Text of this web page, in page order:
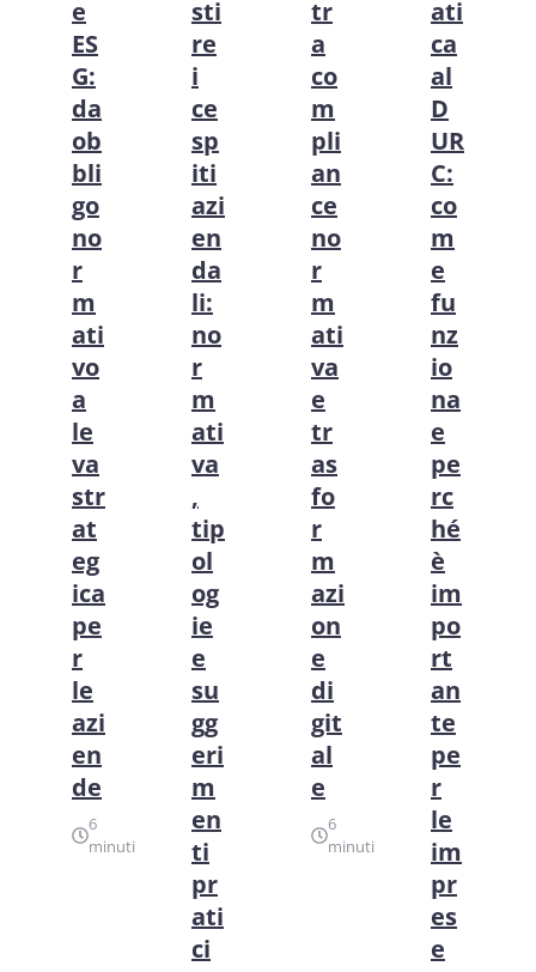
e
ES
G:
da
ob
bli
go
no
r
m
ati
vo
a
le
va
str
at
eg
ica
pe
r
le
azi
en
de
6
minuti
sti
re
i
ce
sp
iti
azi
en
da
li:
no
r
m
ati
va
,
tip
ol
og
ie
e
su
gg
eri
m
en
ti
pr
ati
ci
tr
a
co
m
pli
an
ce
no
r
m
ati
va
e
tr
as
fo
r
m
azi
on
e
di
git
al
e
6
minuti
ati
ca
al
D
UR
C:
co
m
e
fu
nz
io
na
e
pe
rc
hé
è
im
po
rt
an
te
pe
r
le
im
pr
es
e